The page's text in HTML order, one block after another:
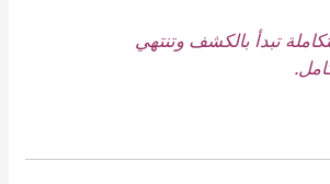
تبدأ بالكشف وتنتهي